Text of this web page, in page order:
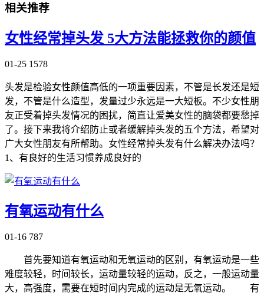
相关推荐
女性经常掉头发 5大方法能拯救你的颜值
01-25 1578
头发是检验女性颜值高低的一项重要因素，不管是长发还是短
发，不管是什么造型，发量过少永远是一大短板。不少女性朋
友正受着掉头发情况的困扰，简直让爱美女性的脑袋都要愁掉
了。接下来我将介绍防止或者缓解掉头发的五个方法，希望对
广大女性朋友有所帮助。女性经常掉头发有什么解决办法吗？
1、有良好的生活习惯养成良好的
有氧运动有什么
01-16 787
首先要知道有氧运动和无氧运动的区别，有氧运动是一些
难度较轻，时间较长，运动量较轻的运动，反之，一般运动量
大，高强度，需要在短时间内完成的运动是无氧运动。 有